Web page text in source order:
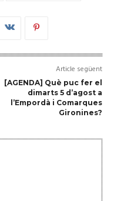
Article següent
[AGENDA] Què puc fer el
dimarts 5 d’agost a
l’Empordà i Comarques
Gironines?